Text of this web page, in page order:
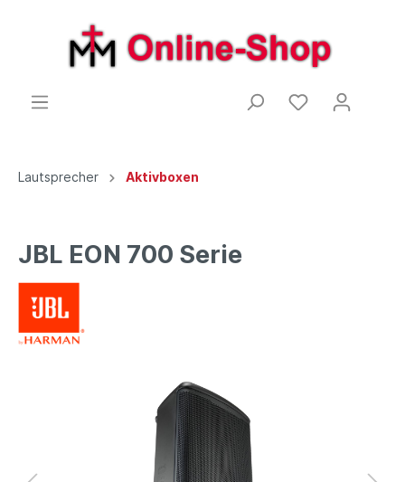
Lautsprecher Aktivboxen
JBL EON 700 Serie